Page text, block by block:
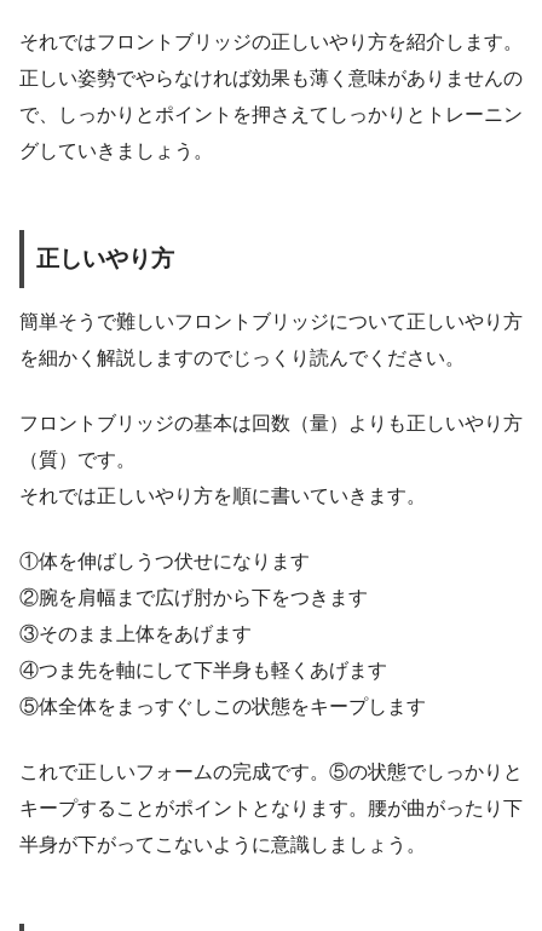
それではフロントブリッジの正しいやり方を紹介します。
正しい姿勢でやらなければ効果も薄く意味がありませんの
で、しっかりとポイントを押さえてしっかりとトレーニン
グしていきましょう。
正しいやり方
簡単そうで難しいフロントブリッジについて正しいやり方
を細かく解説しますのでじっくり読んでください。
フロントブリッジの基本は回数（量）よりも正しいやり方
（質）です。
それでは正しいやり方を順に書いていきます。
①体を伸ばしうつ伏せになります
②腕を肩幅まで広げ肘から下をつきます
③そのまま上体をあげます
④つま先を軸にして下半身も軽くあげます
⑤体全体をまっすぐしこの状態をキープします
これで正しいフォームの完成です。⑤の状態でしっかりと
キープすることがポイントとなります。腰が曲がったり下
半身が下がってこないように意識しましょう。